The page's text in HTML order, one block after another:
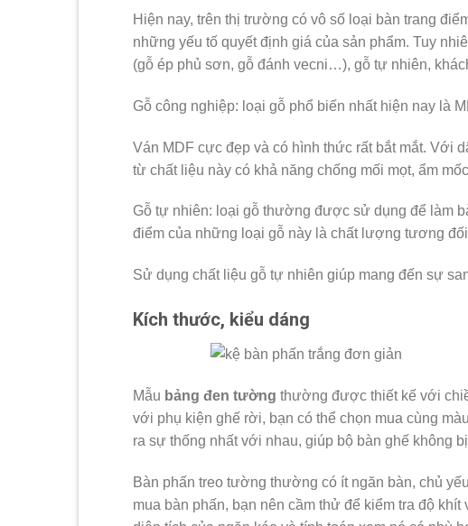
Hiện nay, trên thị trường có vô số loại bàn trang
những yếu tố quyết định giá của sản phẩm. Tuy
(gỗ ép phủ sơn, gỗ đánh vecni…), gỗ tự nhiên,
Gỗ công nghiệp: loại gỗ phổ biến nhất hiện nay là
Ván MDF cực đẹp và có hình thức rất bắt mắt. Với
từ chất liệu này có khả năng chống mối mọt, ẩm
Gỗ tự nhiên: loại gỗ thường được sử dụng để làm
điểm của những loại gỗ này là chất lượng tương đối
Sử dụng chất liệu gỗ tự nhiên giúp mang đến sự
Kích thước, kiểu dáng
Mẫu bảng đen tường thường được thiết kế với
với phụ kiện ghế rời, bạn có thể chọn mua cùng
ra sự thống nhất với nhau, giúp bộ bàn ghế không
Bàn phấn treo tường thường có ít ngăn bàn, chủ
mua bàn phấn, bạn nên cầm thử để kiểm tra độ